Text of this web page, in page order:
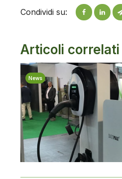
Condividi su:
Articoli correlati
News